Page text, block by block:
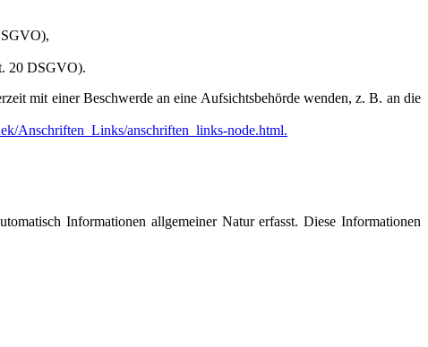
20 DSGVO).
mit einer Beschwerde an eine Aufsichtsbehörde wenden, z. B. an die
Anschriften_Links/anschriften_links-node.html.
Informationen allgemeiner Natur erfasst. Diese Informationen